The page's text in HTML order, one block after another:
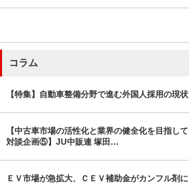
コラム
【特集】自動車整備分野で進む外国人採用の現状
【中古車市場の活性化と業界の健全化を目指して
対談企画⑤】JU中販連 塚田…
ＥＶ市場が急拡大、ＣＥＶ補助金がカンフル剤に